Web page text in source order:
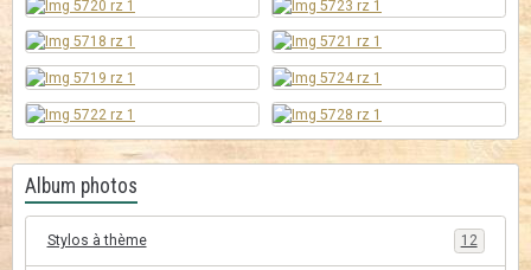
Album photos
Stylos à thème 12